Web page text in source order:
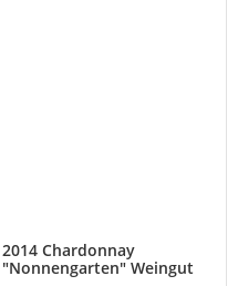
2014 Chardonnay
"Nonnengarten" Weingut